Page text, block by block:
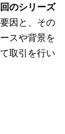
のシリーズ
因と、その
スや背景を
取引を行い